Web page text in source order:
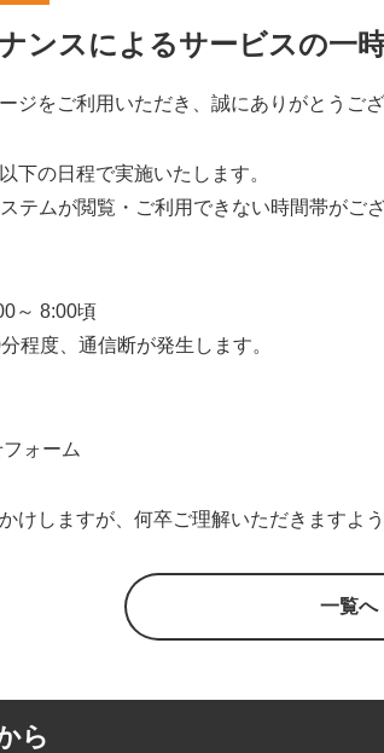
ンスによるサービスの一
ジをご利用いただき、誠にありがとうござ
下の日程で実施いたします。
テムが閲覧・ご利用できない時間帯がござ
～ 8:00頃
程度、通信断が発生します。
ォーム
けしますが、何卒ご理解いただきますよ
一覧へ
ら